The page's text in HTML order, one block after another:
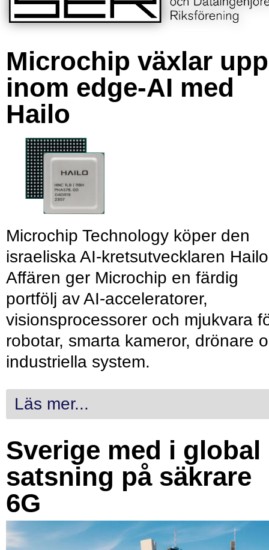
Microchip växlar upp
inom edge-AI med
Hailo
Microchip Technology köper den
israeliska AI-kretsutvecklaren
Affären ger Microchip en färdig
portfölj av AI-acceleratorer,
visionsprocessorer och mjukvara
robotar, smarta kameror, drönare
industriella system.
Läs mer...
Sverige med i global
satsning på säkrare
6G